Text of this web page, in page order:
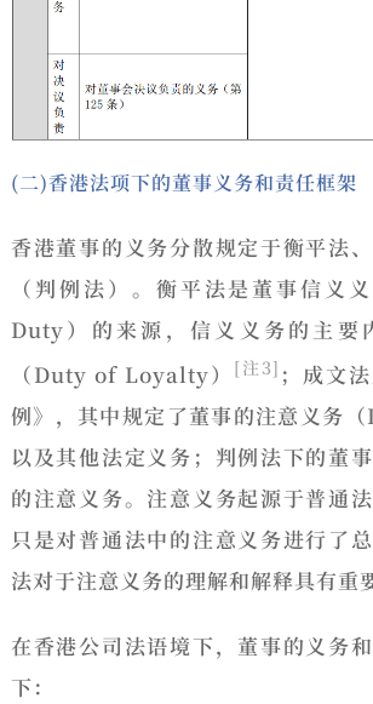
(二)香港法项下的董事义务和责任框架
香港董事的义务分散规定于衡平法
（判例法）。衡平法是董事信义
Duty）的来源，信义义务的主要
（Duty of Loyalty）
[注3] ；成文
例》，其中规定了董事的注意义务
以及其他法定义务；判例法下的董
的注意义务。注意义务起源于普通
只是对普通法中的注意义务进行了
法对于注意义务的理解和解释具有重
在香港公司法语境下，董事的义务
下：